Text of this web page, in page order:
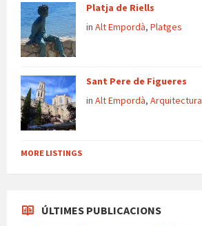
Platja de Riells
in Alt Empordà, Platges
Sant Pere de Figueres
in Alt Empordà, Arquitectura
MORE LISTINGS
ÚLTIMES PUBLICACIONS